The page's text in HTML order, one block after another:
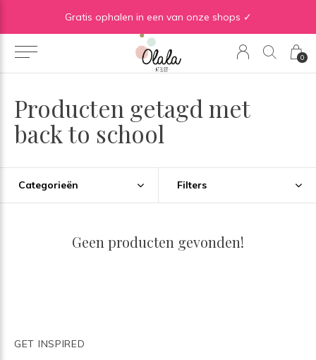
0
Gratis ophalen in een van onze shops ✓
Producten getagd met
back to school
Categorieën Filters
Geen producten gevonden!
GET INSPIRED